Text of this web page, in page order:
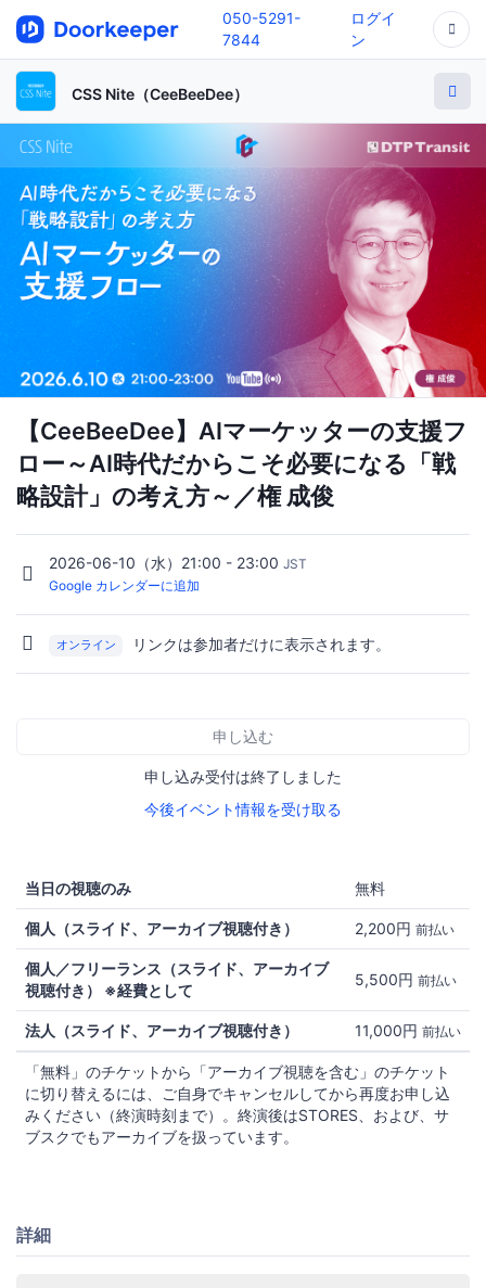
050-5291-
7844
ログイ
ン
CSS Nite（CeeBeeDee）
【CeeBeeDee】AIマーケッターの支援フ
ロー～AI時代だからこそ必要になる「戦
略設計」の考え方～／権 成俊
2026-06-10（水）21:00 - 23:00 JST
Google カレンダーに追加
オンライン リンクは参加者だけに表示されます。
申し込む
申し込み受付は終了しました
今後イベント情報を受け取る
当日の視聴のみ 無料
個人（スライド、アーカイブ視聴付き） 2,200円 前払い
個人／フリーランス（スライド、アーカイブ
視聴付き） ※経費として
5,500円 前払い
法人（スライド、アーカイブ視聴付き） 11,000円 前払い
「無料」のチケットから「アーカイブ視聴を含む」のチケット
に切り替えるには、ご自身でキャンセルしてから再度お申し込
みください（終演時刻まで）。終演後はSTORES、および、サ
ブスクでもアーカイブを扱っています。
詳細